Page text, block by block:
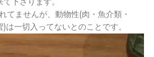
てませんが、動物性(肉・魚介類・
は一切入ってないとのことです。